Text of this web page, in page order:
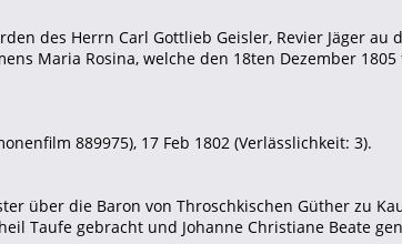
des Herrn Carl Gottlieb Geisler, Revier Jäger
Maria Rosina, welche den 18ten Dezember
889975), 17 Feb 1802 (Verlässlichkeit: 3).
über die Baron von Throschkischen Güther zu
Taufe gebracht und Johanne Christiane Beate